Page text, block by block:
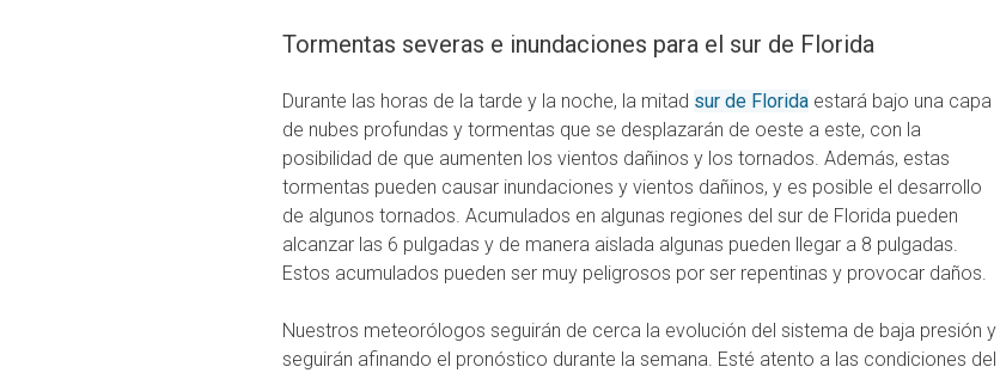
Tormentas severas e inundaciones para el sur de Florida
Durante las horas de la tarde y la noche, la mitad sur de Florida estará bajo una capa
de nubes profundas y tormentas que se desplazarán de oeste a este, con la
posibilidad de que aumenten los vientos dañinos y los tornados. Además, estas
tormentas pueden causar inundaciones y vientos dañinos, y es posible el desarrollo
de algunos tornados. Acumulados en algunas regiones del sur de Florida pueden
alcanzar las 6 pulgadas y de manera aislada algunas pueden llegar a 8 pulgadas.
Estos acumulados pueden ser muy peligrosos por ser repentinas y provocar daños.
Nuestros meteorólogos seguirán de cerca la evolución del sistema de baja presión y
seguirán afinando el pronóstico durante la semana. Esté atento a las condiciones del